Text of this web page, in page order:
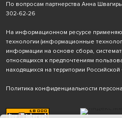
По вопросам партнерства Анна Швагирь
302-62-26
На информационном ресурсе
технологии (информационные
информации на основе сбора,
относящихся к предпочтениям
находящихся на территории
Политика конфиденциальности